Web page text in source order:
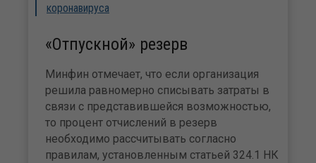
коронавируса
«Отпускной» резерв
Минфин отмечает, что если организация
решила равномерно списывать затраты в
связи с представившейся возможностью,
то процент отчислений в резерв
необходимо рассчитывать согласно
правилам, установленным статьей 324.1 НК